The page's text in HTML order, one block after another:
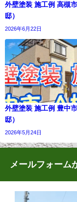
外壁塗装 施工例 高槻
邸）
2026年6月22日
外壁塗装 施工例 豊中
邸）
2026年5月24日
メールフォーム